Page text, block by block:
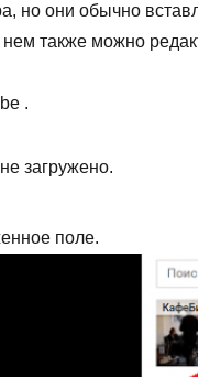
но они обычно
также можно
.
загружено.
поле.